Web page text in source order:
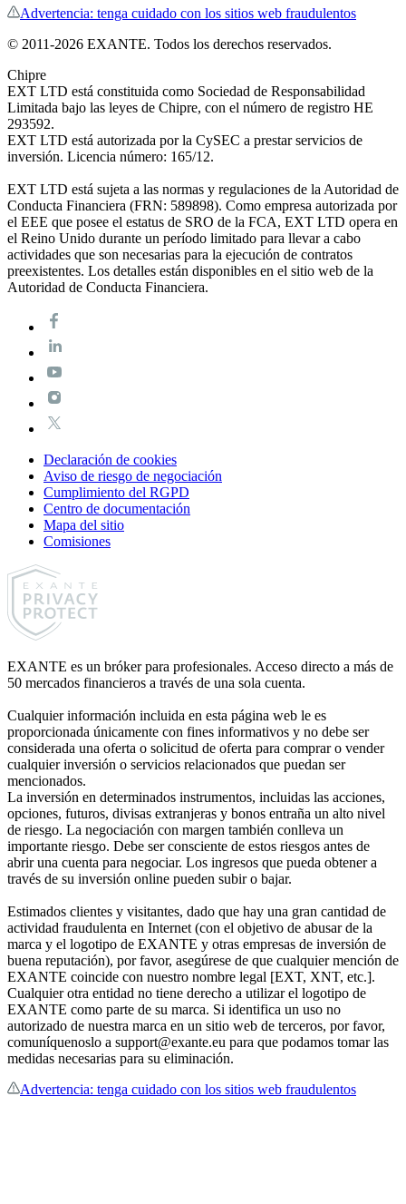
Advertencia: tenga cuidado con los sitios web fraudulentos
© 2011-2026 EXANTE. Todos los derechos reservados.
Chipre
EXT LTD está constituida como Sociedad de Responsabilidad
Limitada bajo las leyes de Chipre, con el número de registro HE
293592.
EXT LTD está autorizada por la CySEC a prestar servicios de
inversión. Licenсia número: 165/12.
EXT LTD está sujeta a las normas y regulaciones de la Autoridad de
Conducta Financiera (FRN: 589898). Como empresa autorizada por
el EEE que posee el estatus de SRO de la FCA, EXT LTD opera en
el Reino Unido durante un período limitado para llevar a cabo
actividades que son necesarias para la ejecución de contratos
preexistentes. Los detalles están disponibles en el sitio web de la
Autoridad de Conducta Financiera.
Declaración de cookies
Aviso de riesgo de negociación
Cumplimiento del RGPD
Centro de documentación
Mapa del sitio
Comisiones
EXANTE es un bróker para profesionales. Acceso directo a más de
50 mercados financieros a través de una sola cuenta.
Cualquier información incluida en esta página web le es
proporcionada únicamente con fines informativos y no debe ser
considerada una oferta o solicitud de oferta para comprar o vender
cualquier inversión o servicios relacionados que puedan ser
mencionados.
La inversión en determinados instrumentos, incluidas las acciones,
opciones, futuros, divisas extranjeras y bonos entraña un alto nivel
de riesgo. La negociación con margen también conlleva un
importante riesgo. Debe ser consciente de estos riesgos antes de
abrir una cuenta para negociar. Los ingresos que pueda obtener a
través de su inversión online pueden subir o bajar.
Estimados clientes y visitantes, dado que hay una gran cantidad de
actividad fraudulenta en Internet (con el objetivo de abusar de la
marca y el logotipo de EXANTE y otras empresas de inversión de
buena reputación), por favor, asegúrese de que cualquier mención de
EXANTE coincide con nuestro nombre legal [EXT, XNT, etc.].
Cualquier otra entidad no tiene derecho a utilizar el logotipo de
EXANTE como parte de su marca. Si identifica un uso no
autorizado de nuestra marca en un sitio web de terceros, por favor,
comuníquenoslo a support@exante.eu para que podamos tomar las
medidas necesarias para su eliminación.
Advertencia: tenga cuidado con los sitios web fraudulentos